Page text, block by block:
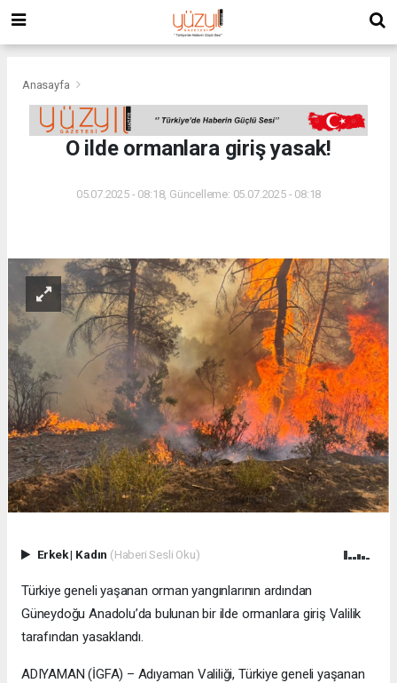
Anasayfa
O ilde ormanlara giriş yasak!
05.07.2025 - 08:18, Güncelleme: 05.07.2025 - 08:18
Erkek| Kadın (Haberi Sesli Oku)
Türkiye geneli yaşanan orman yangınlarının ardından
Güneydoğu Anadolu’da bulunan bir ilde ormanlara giriş Valilik
tarafından yasaklandı.
ADIYAMAN (İGFA) – Adıyaman Valiliği, Türkiye geneli yaşanan